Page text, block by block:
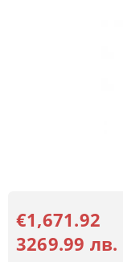
€1,671.92
3269.99 лв.